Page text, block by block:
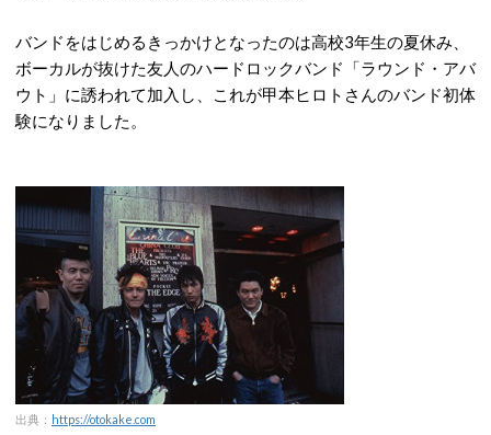
バンドをはじめるきっかけとなったのは高校3年生の夏休み、
ボーカルが抜けた友人のハードロックバンド「ラウンド・アバ
ウト」に誘われて加入し、これが甲本ヒロトさんのバンド初体
験になりました。
出典： https://otokake.com